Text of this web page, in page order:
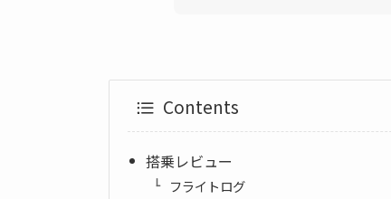
Contents
搭乗レビュー
フライトログ